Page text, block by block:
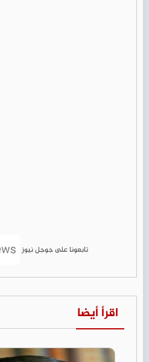
تابعونا على جوجل نيوز
اقرأ أيضا